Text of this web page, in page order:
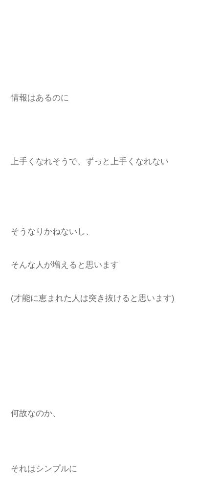
情報はあるのに
上手くなれそうで、ずっと上手くなれない
そうなりかねないし、
そんな人が増えると思います
(才能に恵まれた人は突き抜けると思います)
何故なのか、
それはシンプルに